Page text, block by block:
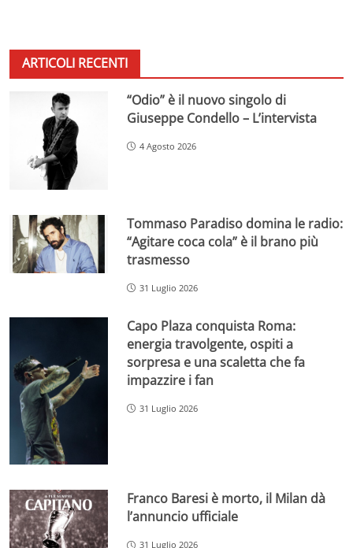
ARTICOLI RECENTI
“Odio” è il nuovo singolo di
Giuseppe Condello – L’intervista
4 Agosto 2026
Tommaso Paradiso domina le radio:
“Agitare coca cola” è il brano più
trasmesso
31 Luglio 2026
Capo Plaza conquista Roma:
energia travolgente, ospiti a
sorpresa e una scaletta che fa
impazzire i fan
31 Luglio 2026
Franco Baresi è morto, il Milan dà
l’annuncio ufficiale
31 Luglio 2026